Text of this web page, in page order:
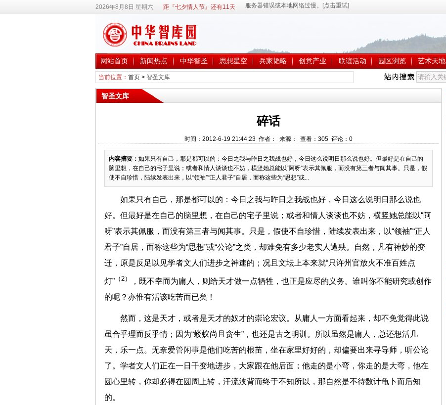
2026年8月8日 星期六 距『七夕情人节』还有11天
网站首页 新闻热点 中华智圣 思想星空 兵家韬略 创意产业 联谊活动 园区浏览 艺术天地
当前位置： 首页> 智圣文库
智圣文库
碎话
时间：2012-6-19 21:44:23 作者： 来源： 查看： 305评论： 0
内容摘要： 如果只有自己，那是都可以的：今日之我与昨日之我战也好，今日这么说明日那么说也好。但最好是在自己的
脑里想，在自己的宅子里说；或者和情人谈谈也不妨，横竖她总能以“阿呀”表示其佩服，而没有第三者与闻其事。只是，假
使不自珍惜，陆续发表出来，以“领袖”“正人君子”自居，而称这些为“思想”或...
如果只有自己，那是都可以的：今日之我与昨日之我战也好，今日这么说明日那么说也
好。但最好是在自己的脑里想，在自己的宅子里说；或者和情人谈谈也不妨，横竖她总能以“阿
呀”表示其佩服，而没有第三者与闻其事。只是，假使不自珍惜，陆续发表出来，以“领袖”“正人
君子”自居，而称这些为“思想”或“公论”之类，却难免有多少老实人遭殃。自然，凡有神妙的变
迁，原是反足以见学者文人们进步之神速的；况且文坛上本来就“只许州官放火不准百姓点
灯”（2）
，既不幸而为庸人，则给天才做一点牺牲，也正是应尽的义务。谁叫你不能研究或创作
的呢？亦惟有活该吃苦而已矣！
然而，这是天才，或者是天才的奴才的崇论宏议。从庸人一方面看起来，却不免觉得此说
虽合乎理而反乎情；因为“蝼蚁尚且贪生”，也还是古之明训。所以虽然是庸人，总还想活几
天，乐一点。无奈爱管闲事是他们吃苦的根苗，坐在家里好好的，却偏要出来寻导师，听公论
了。学者文人们正在一日千变地进步，大家跟在他后面；他走的是小弯，你走的是大弯，他在
圆心里转，你却必得在圆周上转，汗流浃背而终于不知所以，那自然是不待数计龟卜而后知
的。